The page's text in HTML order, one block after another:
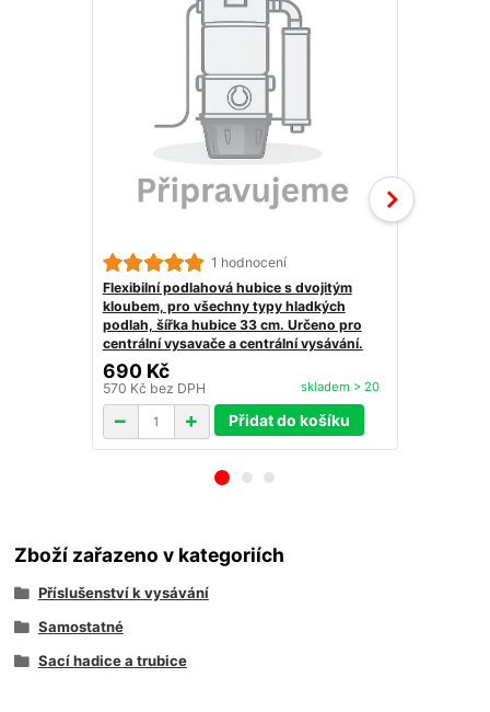
1 hodnocení
Flexibilní podlahová hubice s dvojitým
kloubem, pro všechny typy hladkých
podlah, šířka hubice 33 cm. Určeno pro
centrální vysavače a centrální vysávání.
690 Kč
570 Kč bez DPH skladem > 20
Přidat do košíku
Zboží zařazeno v kategoriích
Příslušenství k vysávání
Samostatné
Sací hadice a trubice